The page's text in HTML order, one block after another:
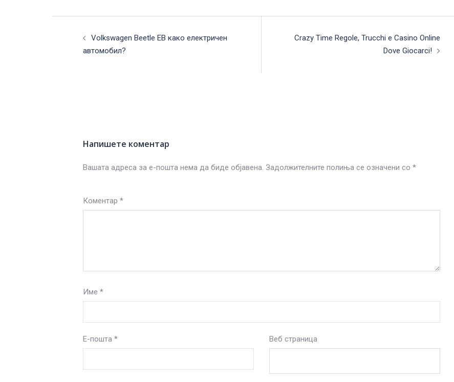
navigationVolkswagen Beetle ЕВ како електричен
автомобил?
Crazy Time Regole, Trucchi e Casino Online
Dove Giocarci!
Напишете коментар
Вашата адреса за е-пошта нема да биде објавена. Задолжителните полиња се означени со *
Коментар *
Име *
Е-пошта * Веб страница